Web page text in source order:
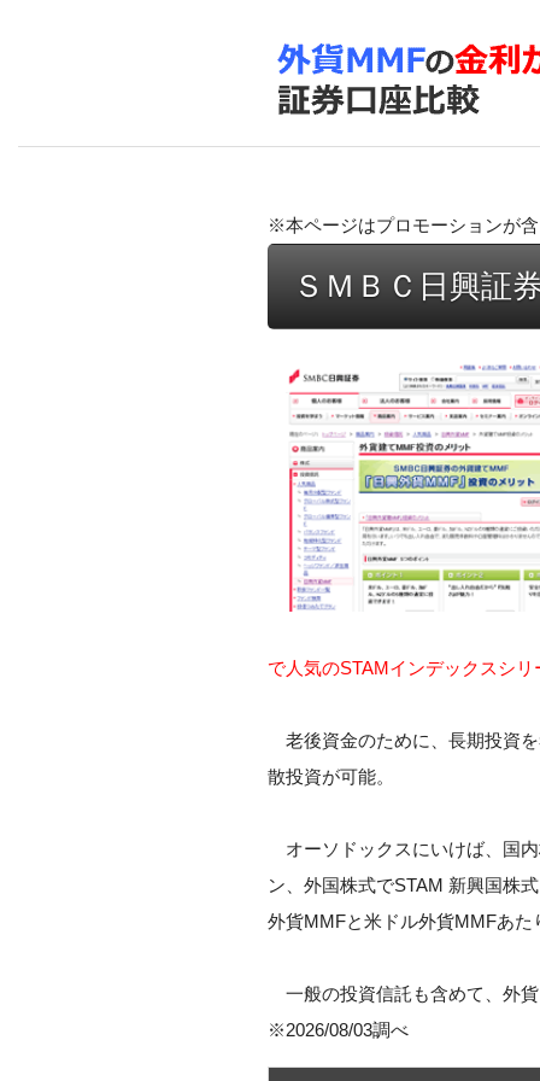
※本ページはプロモーションが
ＳＭＢＣ日興証
で人気のSTAMインデックスシリ
老後資金のために、長期投資
散投資が可能。
オーソドックスにいけば、国
ン、外国株式でSTAM 新興国株
外貨MMFと米ドル外貨MMFあ
一般の投資信託も含めて、外
※2026/08/03調べ